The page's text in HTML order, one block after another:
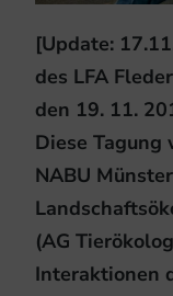
[Update:
des LFA
den 19. 11.
Diese
NABU
(AG
Interaktionen